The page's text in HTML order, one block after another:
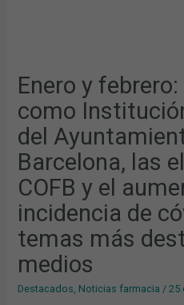
Enero y
como
del
Barcelona, las
COFB y el
incidencia de
temas más
medios
Destacados, Noticias farmacia /25
GRIPE,
TEMAS
MÁS
DESTACADOS
EN
LOS
MEDIOS